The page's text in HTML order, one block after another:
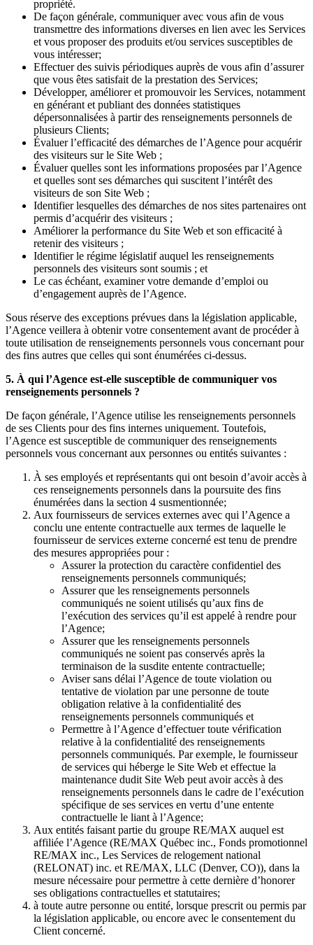
propriété.
De façon générale, communiquer avec vous afin de vous
transmettre des informations diverses en lien avec les Services
et vous proposer des produits et/ou services susceptibles de
vous intéresser;
Effectuer des suivis périodiques auprès de vous afin d’assurer
que vous êtes satisfait de la prestation des Services;
Développer, améliorer et promouvoir les Services, notamment
en générant et publiant des données statistiques
dépersonnalisées à partir des renseignements personnels de
plusieurs Clients;
Évaluer l’efficacité des démarches de l’Agence pour acquérir
des visiteurs sur le Site Web ;
Évaluer quelles sont les informations proposées par l’Agence
et quelles sont ses démarches qui suscitent l’intérêt des
visiteurs de son Site Web ;
Identifier lesquelles des démarches de nos sites partenaires ont
permis d’acquérir des visiteurs ;
Améliorer la performance du Site Web et son efficacité à
retenir des visiteurs ;
Identifier le régime législatif auquel les renseignements
personnels des visiteurs sont soumis ; et
Le cas échéant, examiner votre demande d’emploi ou
d’engagement auprès de l’Agence.
Sous réserve des exceptions prévues dans la législation applicable,
l’Agence veillera à obtenir votre consentement avant de procéder à
toute utilisation de renseignements personnels vous concernant pour
des fins autres que celles qui sont énumérées ci-dessus.
5. À qui l’Agence est-elle susceptible de communiquer vos
renseignements personnels ?
De façon générale, l’Agence utilise les renseignements personnels
de ses Clients pour des fins internes uniquement. Toutefois,
l’Agence est susceptible de communiquer des renseignements
personnels vous concernant aux personnes ou entités suivantes :
À ses employés et représentants qui ont besoin d’avoir accès à
ces renseignements personnels dans la poursuite des fins
énumérées dans la section 4 susmentionnée;
Aux fournisseurs de services externes avec qui l’Agence a
conclu une entente contractuelle aux termes de laquelle le
fournisseur de services externe concerné est tenu de prendre
des mesures appropriées pour :
Assurer la protection du caractère confidentiel des
renseignements personnels communiqués;
Assurer que les renseignements personnels
communiqués ne soient utilisés qu’aux fins de
l’exécution des services qu’il est appelé à rendre pour
l’Agence;
Assurer que les renseignements personnels
communiqués ne soient pas conservés après la
terminaison de la susdite entente contractuelle;
Aviser sans délai l’Agence de toute violation ou
tentative de violation par une personne de toute
obligation relative à la confidentialité des
renseignements personnels communiqués et
Permettre à l’Agence d’effectuer toute vérification
relative à la confidentialité des renseignements
personnels communiqués. Par exemple, le fournisseur
de services qui héberge le Site Web et effectue la
maintenance dudit Site Web peut avoir accès à des
renseignements personnels dans le cadre de l’exécution
spécifique de ses services en vertu d’une entente
contractuelle le liant à l’Agence;
Aux entités faisant partie du groupe RE/MAX auquel est
affiliée l’Agence (RE/MAX Québec inc., Fonds promotionnel
RE/MAX inc., Les Services de relogement national
(RELONAT) inc. et RE/MAX, LLC (Denver, CO)), dans la
mesure nécessaire pour permettre à cette dernière d’honorer
ses obligations contractuelles et statutaires;
à toute autre personne ou entité, lorsque prescrit ou permis par
la législation applicable, ou encore avec le consentement du
Client concerné.